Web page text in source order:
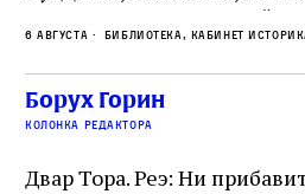
что этот эрудированный и
сварливый венецианский
какое‑то отношение к
На протяжении почти
вплоть до своей кончины,
6 августа Библиотека, кабинет
Борух Горин
колонка редактора
Двар Тора. Реэ: Ни